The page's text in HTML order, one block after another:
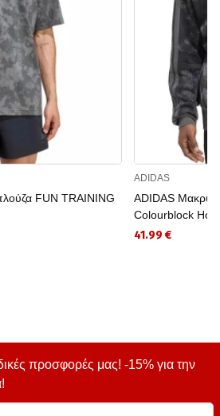
FUN TRAINING
ADIDAS
ADIDAS
Colourblock
41.99 €
προσφορές μας! -15% για την